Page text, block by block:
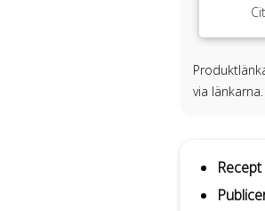
via länkarna.
Recept